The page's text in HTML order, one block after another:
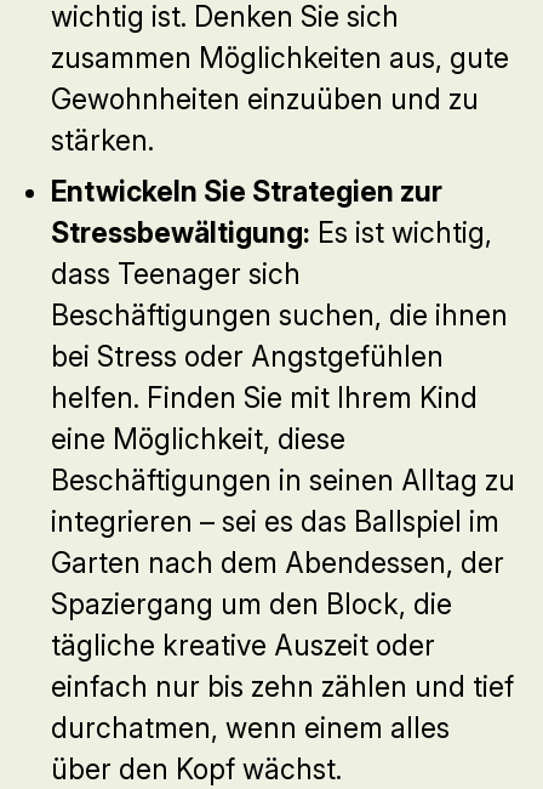
wichtig ist. Denken Sie sich
zusammen Möglichkeiten aus, gute
Gewohnheiten einzuüben und zu
stärken.
Entwickeln Sie Strategien zur
Stressbewältigung: Es ist wichtig,
dass Teenager sich
Beschäftigungen suchen, die ihnen
bei Stress oder Angstgefühlen
helfen. Finden Sie mit Ihrem Kind
eine Möglichkeit, diese
Beschäftigungen in seinen Alltag zu
integrieren – sei es das Ballspiel im
Garten nach dem Abendessen, der
Spaziergang um den Block, die
tägliche kreative Auszeit oder
einfach nur bis zehn zählen und tief
durchatmen, wenn einem alles
über den Kopf wächst.